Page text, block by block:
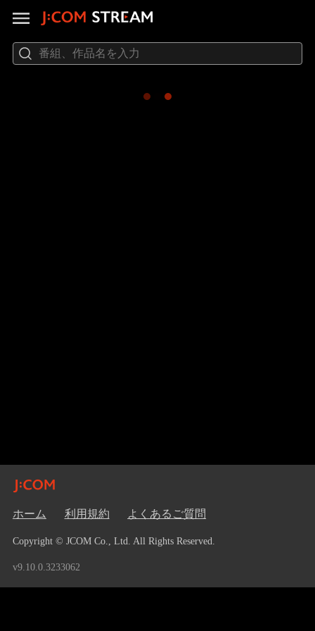
ホーム 利用規約 よくあるご質問
Copyright © JCOM Co., Ltd. All Rights Reserved.
v9.10.0.3233062